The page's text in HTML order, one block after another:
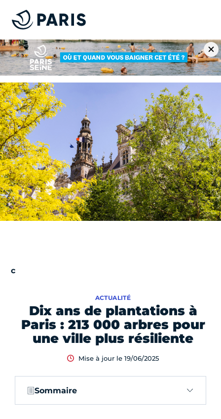
Dix ans de plantations à
Paris : 213 000 arbres pour
une ville plus résiliente
ACTUALITÉ
Mise à jour le 19/06/2025
Sommaire